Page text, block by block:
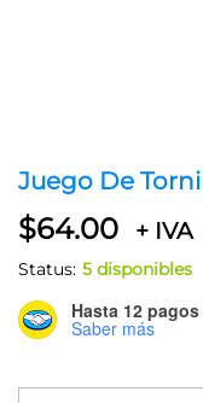
Juego De
$64.00 + IVA
Status: 5 disponibles
Hasta 12
Saber más